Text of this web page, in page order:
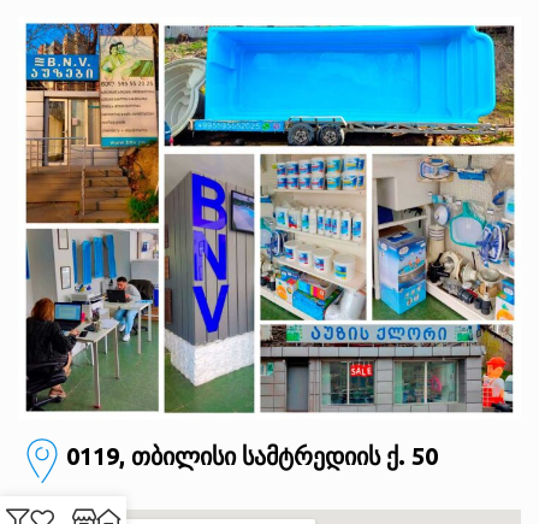
0119, თბილისი სამტრედიის ქ. 50